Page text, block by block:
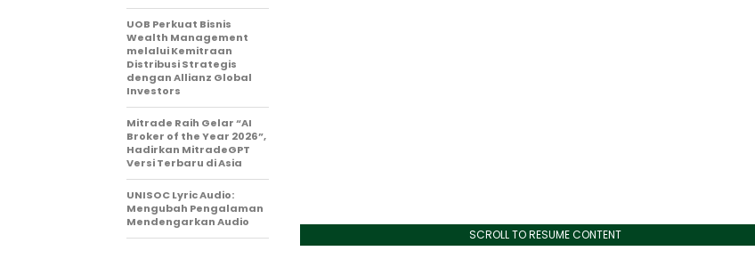
SCROLL TO RESUME CONTENT
UOB Perkuat Bisnis
Wealth Management
melalui Kemitraan
Distribusi Strategis
dengan Allianz Global
Investors
Mitrade Raih Gelar “AI
Broker of the Year 2026”,
Hadirkan MitradeGPT
Versi Terbaru di Asia
UNISOC Lyric Audio:
Mengubah Pengalaman
Mendengarkan Audio